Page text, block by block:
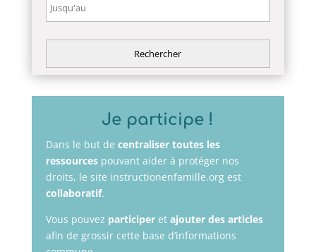
Je participe !
Dans le but de centraliser toutes les
ressourcespouvant aider à protéger nos
droits, le site instructionenfamille.org est
collaboratif.
Vous pouvez participeret ajouter des articles
afin de grossir cette base d’informations